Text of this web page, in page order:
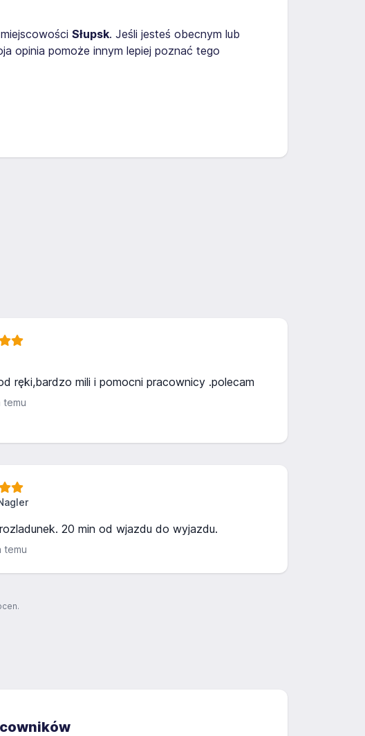
Słupsk. Jeśli jesteś obecnym lub
opinia pomoże innym lepiej poznać tego
ręki,bardzo mili i pomocni pracownicy .polecam
temu
20 min od wjazdu do wyjazdu.
temu